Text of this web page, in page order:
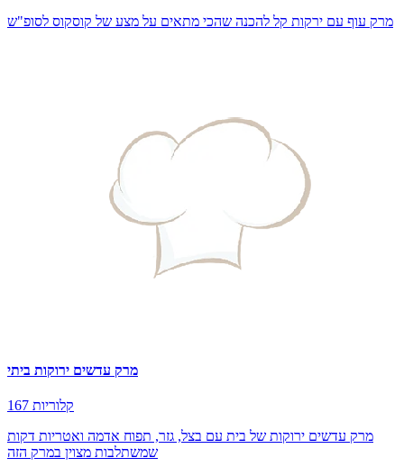
מרק עוף עם ירקות קל להכנה שהכי מתאים על מצע של קוסקוס לסופ"ש
מרק עדשים ירוקות ביתי
167 קלוריות
מרק עדשים ירוקות של בית עם בצל, גזר, תפוח אדמה ואטריות דקות
שמשתלבות מצוין במרק הזה